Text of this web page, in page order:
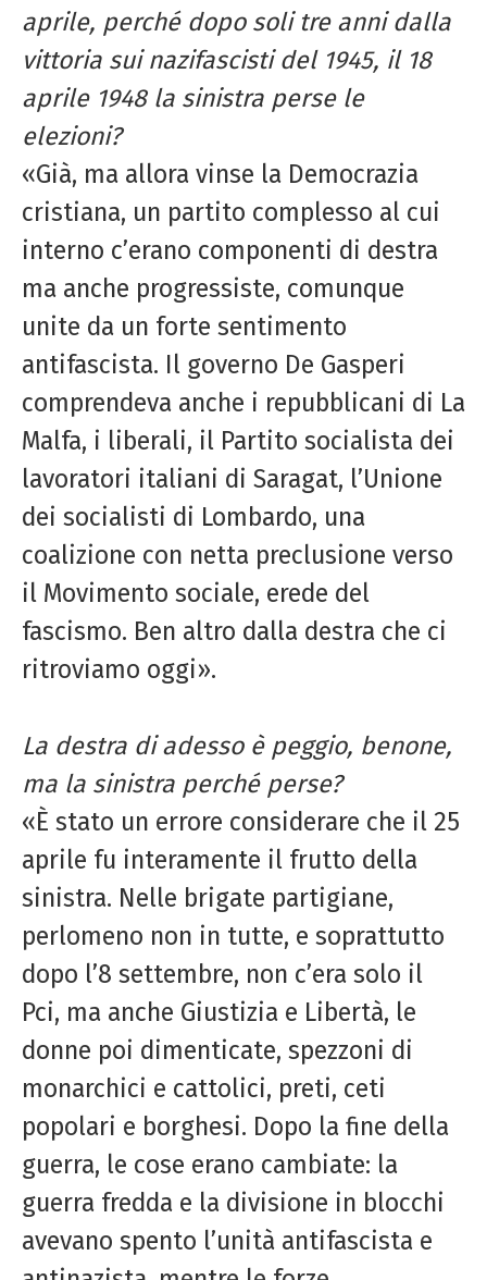
aprile, perché dopo soli tre anni dalla
vittoria sui nazifascisti del 1945, il 18
aprile 1948 la sinistra perse le
elezioni?
«Già, ma allora vinse la Democrazia
cristiana, un partito complesso al cui
interno c’erano componenti di destra
ma anche progressiste, comunque
unite da un forte sentimento
antifascista. Il governo De Gasperi
comprendeva anche i repubblicani di La
Malfa, i liberali, il Partito socialista dei
lavoratori italiani di Saragat, l’Unione
dei socialisti di Lombardo, una
coalizione con netta preclusione verso
il Movimento sociale, erede del
fascismo. Ben altro dalla destra che ci
ritroviamo oggi».
La destra di adesso è peggio, benone,
ma la sinistra perché perse?
«È stato un errore considerare che il 25
aprile fu interamente il frutto della
sinistra. Nelle brigate partigiane,
perlomeno non in tutte, e soprattutto
dopo l’8 settembre, non c’era solo il
Pci, ma anche Giustizia e Libertà, le
donne poi dimenticate, spezzoni di
monarchici e cattolici, preti, ceti
popolari e borghesi. Dopo la fine della
guerra, le cose erano cambiate: la
guerra fredda e la divisione in blocchi
avevano spento l’unità antifascista e